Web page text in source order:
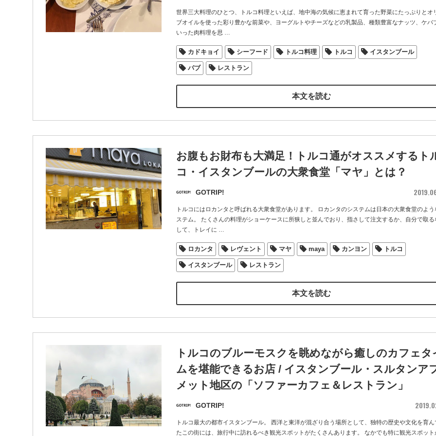
世界三大料理のひとつ、トルコ料理といえば、地中海の気候に恵まれて育った野菜にたっぷりとオ
ブオイルを使った彩り豊かな前菜や、ヨーグルトやチーズなどの乳製品、種類豊富なナッツ、ケバ
いった肉料理を思 …
カドキョイ シーフード トルコ料理 トルコ イスタンブール
パブ レストラン
本文を読む
お腹もお財布も大満足！トルコ通がオススメするト
コ・イスタンブールの大衆食堂「マヤ」とは？
GOTRIP!
トルコにはロカンタと呼ばれる大衆食堂があります。 ロカンタのシステムは日本の大衆食堂のよう
ステム。 たくさんの料理がショーケースに所狭しと並んでおり、指さして注文するか、自分で取る
して、トレイに …
ロカンタ レヴェント マヤ maya カンヨン トルコ
イスタンブール レストラン
本文を読む
トルコのブルーモスクを眺めながら癒しのカフェタ
ムを堪能できるお店 / イスタンブール・スルタンア
メット地区の「ソファーカフェ＆レストラン」
GOTRIP!
トルコ最大の都市イスタンブール。 西洋と東洋が混ざり合う場所として、独特の歴史や文化を育ん
たこの街には、旅行中に訪れるべき観光スポットがたくさんあります。 なかでも特に観光スポット